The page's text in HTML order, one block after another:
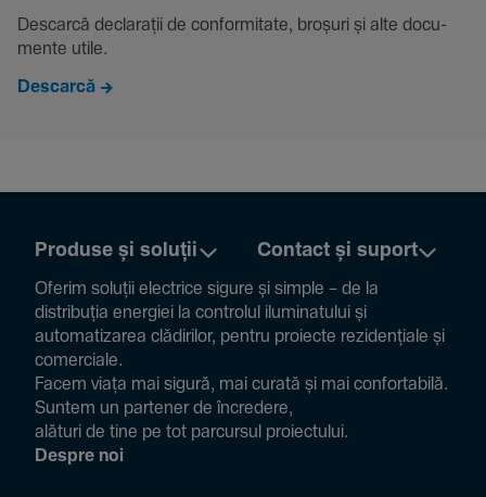
Descarcă decla­rații de conformitate, broșuri și alte docu­
mente utile.
Descarcă
Produse și soluții Contact și suport
Oferim soluții electrice sigure și simple – de la
distribuția energiei la controlul ilumi­na­tului și
auto­ma­ti­zarea clădi­rilor, pentru proiecte rezi­den­țiale și
comer­ciale.
Facem viața mai sigură, mai curată și mai confor­ta­bilă.
Suntem un partener de încre­dere,
alături de tine pe tot parcursul proiec­tului.
Despre noi